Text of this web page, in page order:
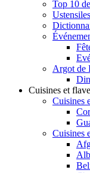
Top 10
Argot de
Cuisines et
Cuisines
Cuisines